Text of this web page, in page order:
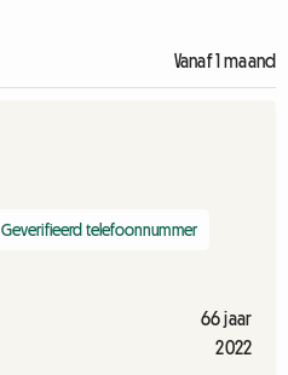
Vanaf 1 maand
Geverifieerd telefoonnummer
66 jaar
2022